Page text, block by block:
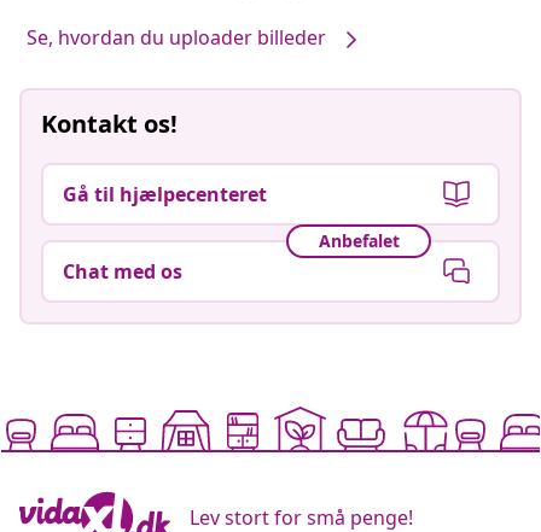
Se, hvordan du uploader billeder
Kontakt os!
Gå til hjælpecenteret
Anbefalet
Chat med os
Lev stort for små penge!